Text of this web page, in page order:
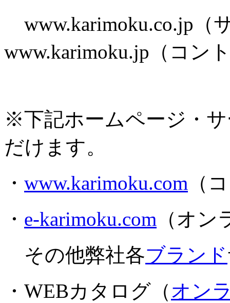
www.karimoku.co.jp（
www.karimoku.jp（コン
※下記ホームページ・
だけます。
・ www.karimoku.com （
・ e-karimoku.com （オ
その他弊社各ブランド
・WEBカタログ（オン